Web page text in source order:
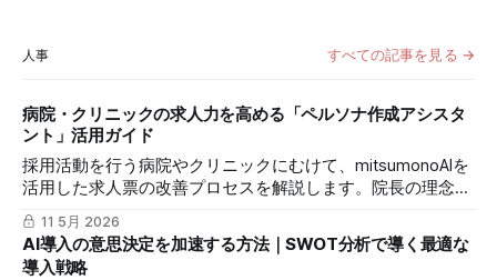
人事 すべての記事を見る →
病院・クリニックの求人力を高める「ペルソナ作成アシスタ
ント」活用ガイド
採用活動を行う病院やクリニックにむけて、mitsumonoAIを
活用した求人票の改善プロセスを解説します。院長の理念を
言語化し、候補者の本音に深く突き刺さる「共感される文
章」へと書き換えることで、理想のスタッフを引き寄せる手
順を紹介します。
11 5月 2026
AI導入の意思決定を加速する方法｜SWOT分析で導く最適な
導入戦略